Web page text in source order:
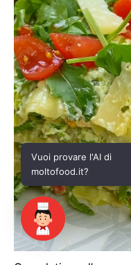
Vuoi provare l'AI di
moltofood.it?